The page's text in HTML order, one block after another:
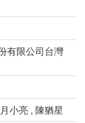
有限公司台灣
小亮 , 陳猶星